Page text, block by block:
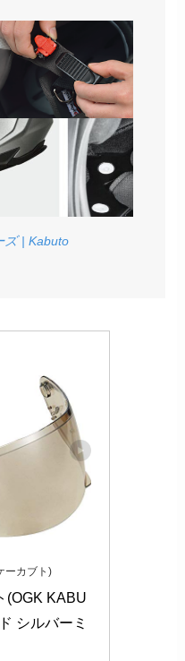
ズ | Kabuto
ーカブト)
(OGK KABU
シルバーミ